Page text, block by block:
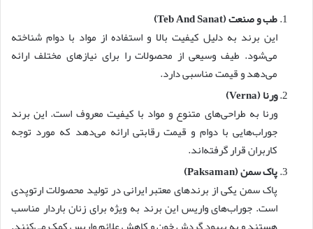
طب و صنعت (Teb And Sanat)
این برند به دلیل کیفیت بالا و استفاده از مواد با دوام شناخته
می‌شود. طیف وسیعی از محصولات را برای نیازهای مختلف ارائه
می‌دهد و قیمت مناسبی دارد.
ورنا (Verna)
ورنا به طراحی‌های متنوع و مواد با کیفیت معروف است. این برند
جوراب‌هایی با دوام و قیمت رقابتی ارائه می‌دهد که مورد توجه
کاربران قرار گرفته‌اند.
پاک سمن (Paksaman)
پاک سمن یکی از برندهای معتبر ایرانی در تولید محصولات ارتوپدی
است. جوراب‌های واریس این برند به ویژه برای زنان باردار مناسب